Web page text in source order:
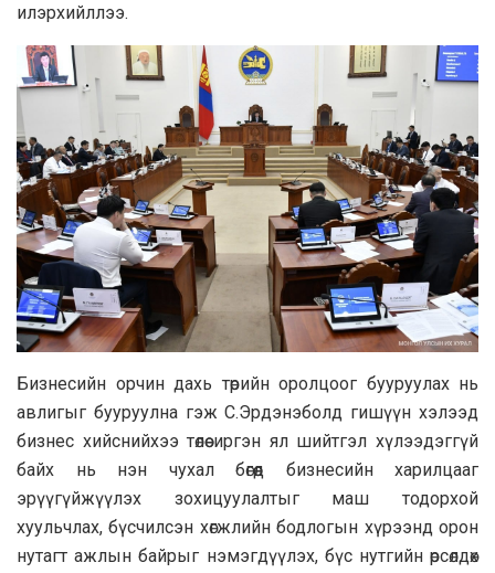
илэрхийллээ.
Бизнесийн орчин дахь төрийн оролцоог бууруулах нь
авлигыг бууруулна гэж С.Эрдэнэболд гишүүн хэлээд
бизнес хийснийхээ төлөө иргэн ял шийтгэл хүлээдэггүй
байх нь нэн чухал бөгөөд бизнесийн харилцааг
эрүүгүйжүүлэх зохицуулалтыг маш тодорхой
хуульчлах, бүсчилсэн хөгжлийн бодлогын хүрээнд орон
нутагт ажлын байрыг нэмэгдүүлэх, бүс нутгийн өрсөлдөх